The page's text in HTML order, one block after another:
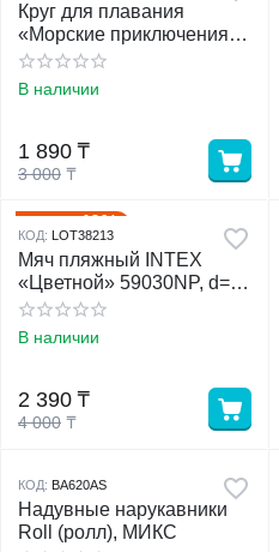
Круг для плавания
«Морские приключения»,
надувной, d=51 см, от 3-6
лет, МИКС, 36113 Bestway
В наличии
3 000 ₸
1 890 ₸
40%
КОД: LOT38213
Мяч пляжный INTEX
«Цветной» 59030NP, d=61
см, от 3 лет
В наличии
4 000 ₸
2 390 ₸
КОД: BA620AS
Надувные нарукавники
Roll (ролл), МИКС